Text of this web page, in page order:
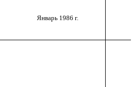
Январь 1986 г.